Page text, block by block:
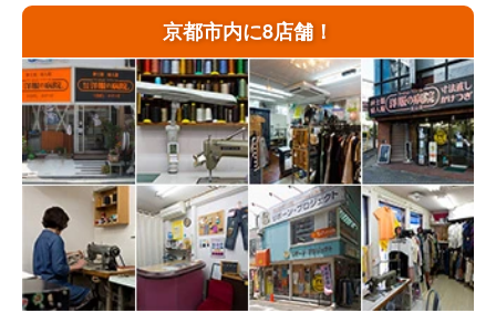
京都市内に8店舗！